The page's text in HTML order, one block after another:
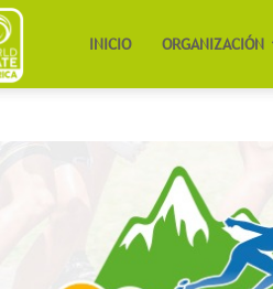
WorldskateINICIO ORGANIZACIÓN